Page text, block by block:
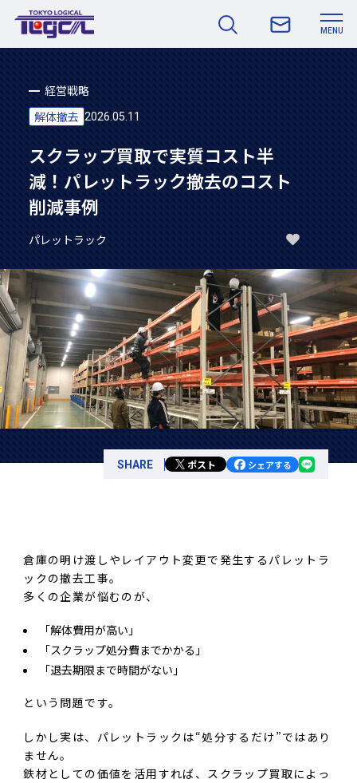
MENU
経営戦略
解体撤去 2026.05.11
スクラップ買取で実質コスト半
減！パレットラック撤去のコスト
削減事例
パレットラック
SHARE ポスト シェアする
倉庫の明け渡しやレイアウト変更で発生するパレットラ
ックの撤去工事。
多くの企業が悩むのが、
「解体費用が高い」
「スクラップ処分費までかかる」
「退去期限まで時間がない」
という問題です。
しかし実は、パレットラックは“処分するだけ”ではあり
ません。
鉄材としての価値を活用すれば、スクラップ買取によっ